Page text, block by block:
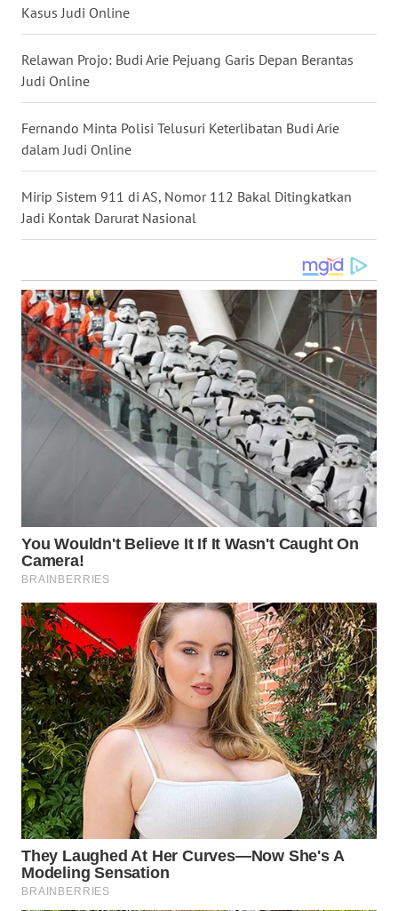
Kasus Judi Online
Relawan Projo: Budi Arie Pejuang Garis Depan Berantas
Judi Online
Fernando Minta Polisi Telusuri Keterlibatan Budi Arie
dalam Judi Online
Mirip Sistem 911 di AS, Nomor 112 Bakal Ditingkatkan
Jadi Kontak Darurat Nasional
WN
WN
JOGJA
WN
JATIM
WN
BALI
WN
KALBAR
WN
KALTENG
WN
KALTARA
WN
KALTIM
WN
SULSEL
WN
GORONTALO
WN
SULUT
WN
MALUKU
WN
MALUT